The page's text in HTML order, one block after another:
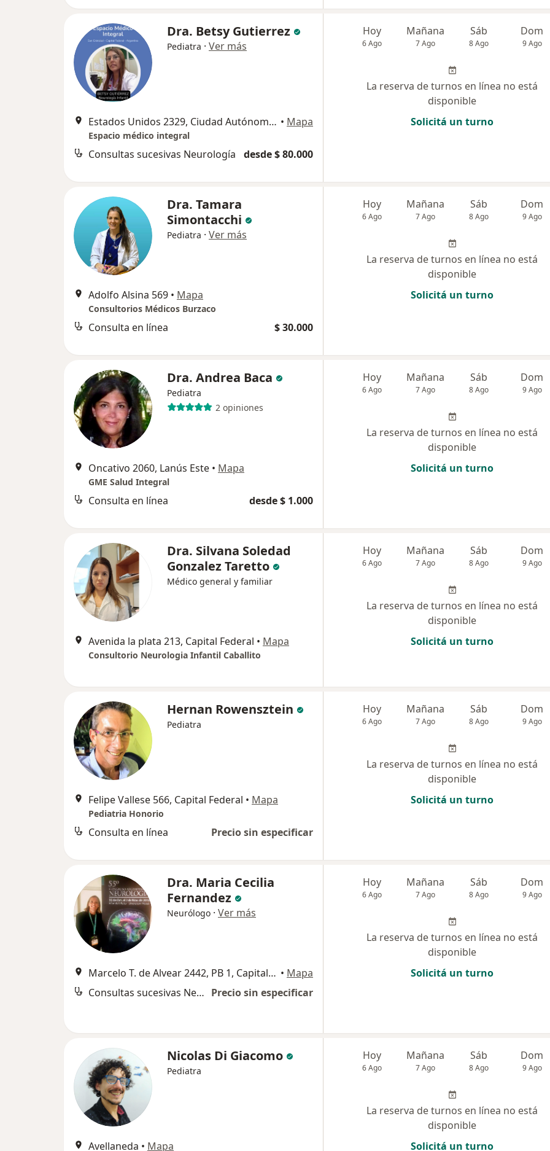
Dra. Betsy Gutierrez
Pediatra · Ver más
Estados Unidos 2329, Ciudad Autónoma de Buenos Aires • Mapa
Espacio médico integral
Consultas sucesivas Neurología desde $ 80.000
Hoy
6 Ago
Mañana
7 Ago
Sáb
8 Ago
Dom
9 Ago
La reserva de turnos en línea no está
disponible
Solicitá un turno
Dra. Tamara
Simontacchi
Pediatra · Ver más
Adolfo Alsina 569 • Mapa
Consultorios Médicos Burzaco
Consulta en línea $ 30.000
Hoy
6 Ago
Mañana
7 Ago
Sáb
8 Ago
Dom
9 Ago
La reserva de turnos en línea no está
disponible
Solicitá un turno
Dra. Andrea Baca
Pediatra
2 opiniones
Oncativo 2060, Lanús Este • Mapa
GME Salud Integral
Consulta en línea desde $ 1.000
Hoy
6 Ago
Mañana
7 Ago
Sáb
8 Ago
Dom
9 Ago
La reserva de turnos en línea no está
disponible
Solicitá un turno
Dra. Silvana Soledad
Gonzalez Taretto
Médico general y familiar
Avenida la plata 213, Capital Federal • Mapa
Consultorio Neurologia Infantil Caballito
Hoy
6 Ago
Mañana
7 Ago
Sáb
8 Ago
Dom
9 Ago
La reserva de turnos en línea no está
disponible
Solicitá un turno
Hernan Rowensztein
Pediatra
Felipe Vallese 566, Capital Federal • Mapa
Pediatria Honorio
Consulta en línea Precio sin especificar
Hoy
6 Ago
Mañana
7 Ago
Sáb
8 Ago
Dom
9 Ago
La reserva de turnos en línea no está
disponible
Solicitá un turno
Dra. Maria Cecilia
Fernandez
Neurólogo · Ver más
Marcelo T. de Alvear 2442, PB 1, Capital Federal • Mapa
Consultas sucesivas Neurología Precio sin especificar
Hoy
6 Ago
Mañana
7 Ago
Sáb
8 Ago
Dom
9 Ago
La reserva de turnos en línea no está
disponible
Solicitá un turno
Nicolas Di Giacomo
Pediatra
Avellaneda • Mapa
Hoy
6 Ago
Mañana
7 Ago
Sáb
8 Ago
Dom
9 Ago
La reserva de turnos en línea no está
disponible
Solicitá un turno